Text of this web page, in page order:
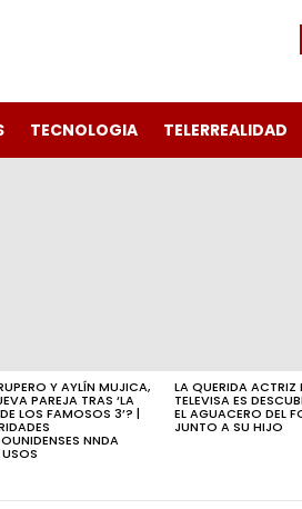
TECNOLOGIA TELERREALIDAD
Y AYLÍN MUJICA,
PAREJA TRAS ‘LA
LOS FAMOSOS 3’? |
NNDA
LA QUERIDA ACTRIZ
TELEVISA ES
EL AGUACERO DEL
JUNTO A SU HIJO